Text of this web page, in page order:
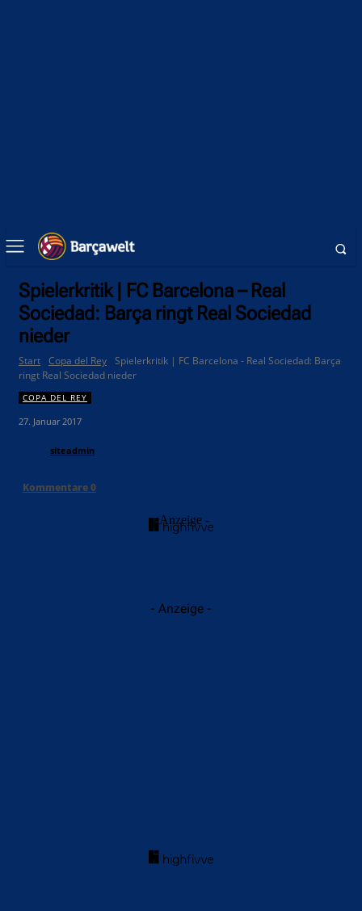
Spielerkritik | FC Barcelona – Real
Sociedad: Barça ringt Real Sociedad
nieder
Start Copa del Rey Spielerkritik | FC Barcelona - Real Sociedad: Barça
ringt Real Sociedad nieder
COPA DEL REY
27. Januar 2017
siteadmin
Kommentare0
- Anzeige -
- Anzeige -